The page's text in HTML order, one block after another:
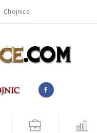
Chojnice